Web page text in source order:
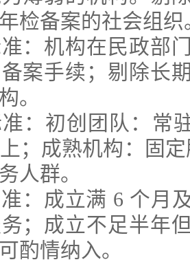
检备案的社会组织
：机构在民政部
案手续；剔除长
。
：初创团队：常
；成熟机构：固
人群。
：成立满 6 个月
；成立不足半年
酌情纳入。